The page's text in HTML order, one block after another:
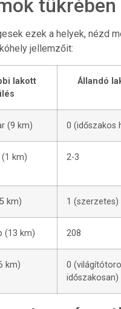
tükrében
ezek a helyek, nézd
jellemzőit:
lakott
Állandó
(9 km) 0 (időszakos
km) 2-3
km) 1 (szerzetes)
(13 km) 208
km)
0
időszakosan)